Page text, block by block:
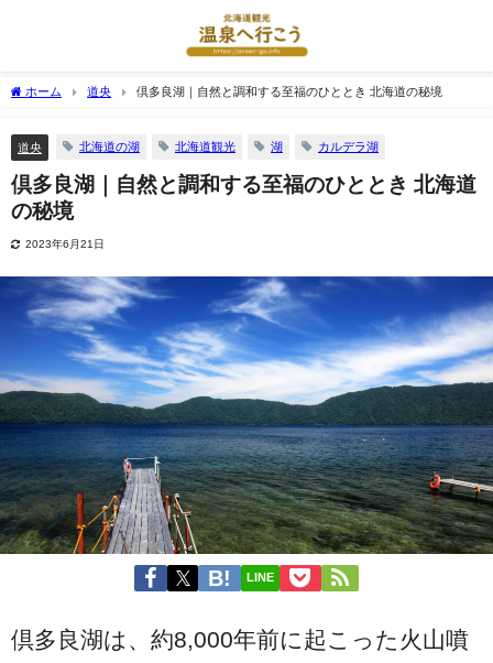
ホーム 道央 倶多良湖｜自然と調和する至福のひととき 北海道の秘境
道央 北海道の湖 北海道観光 湖 カルデラ湖
倶多良湖｜自然と調和する至福のひととき 北海道
の秘境
2023年6月21日
LINE
倶多良湖は、約8,000年前に起こった火山噴